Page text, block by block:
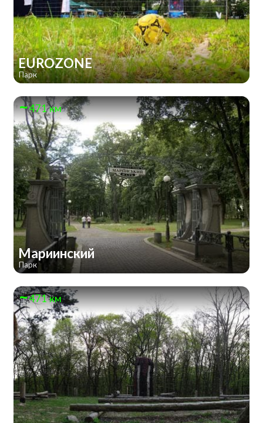
EUROZONE
Парк
471 км
Мариинский
Парк
471 км